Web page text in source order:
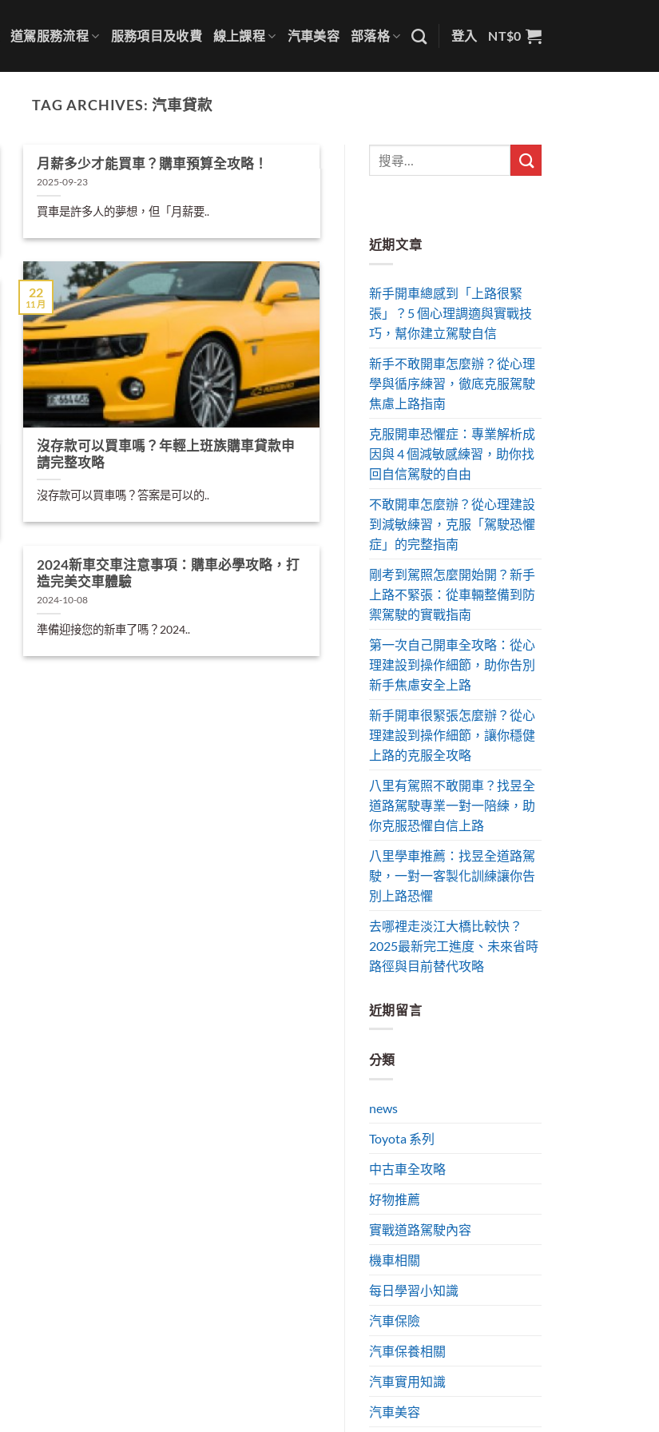
道駕服務流程 服務項目及收費 線上課程 汽車美容 部落格 登入 NT$0
TAG ARCHIVES:汽車貸款
月薪多少才能買車？購車預算全攻略！
2025-09-23
買車是許多人的夢想，但「月薪要..
沒存款可以買車嗎？年輕上班族購車貸款申
請完整攻略
沒存款可以買車嗎？答案是可以的..
22
11 月
2024新車交車注意事項：購車必學攻略，打
造完美交車體驗
2024-10-08
準備迎接您的新車了嗎？2024..
近期文章
新手開車總感到「上路很緊
張」？5 個心理調適與實戰技
巧，幫你建立駕駛自信
新手不敢開車怎麼辦？從心理
學與循序練習，徹底克服駕駛
焦慮上路指南
克服開車恐懼症：專業解析成
因與 4 個減敏感練習，助你找
回自信駕駛的自由
不敢開車怎麼辦？從心理建設
到減敏練習，克服「駕駛恐懼
症」的完整指南
剛考到駕照怎麼開始開？新手
上路不緊張：從車輛整備到防
禦駕駛的實戰指南
第一次自己開車全攻略：從心
理建設到操作細節，助你告別
新手焦慮安全上路
新手開車很緊張怎麼辦？從心
理建設到操作細節，讓你穩健
上路的克服全攻略
八里有駕照不敢開車？找昱全
道路駕駛專業一對一陪練，助
你克服恐懼自信上路
八里學車推薦：找昱全道路駕
駛，一對一客製化訓練讓你告
別上路恐懼
去哪裡走淡江大橋比較快？
2025最新完工進度、未來省時
路徑與目前替代攻略
近期留言
分類
news
Toyota 系列
中古車全攻略
好物推薦
實戰道路駕駛內容
機車相關
每日學習小知識
汽車保險
汽車保養相關
汽車實用知識
汽車美容